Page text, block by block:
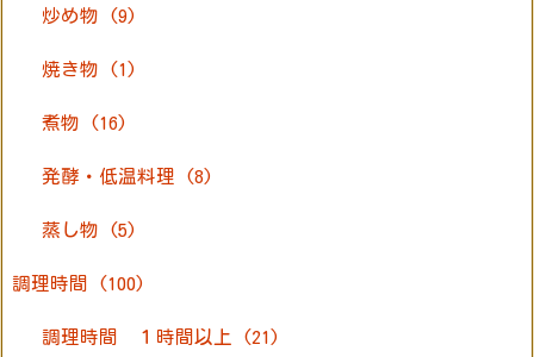
炒め物 (9)
焼き物 (1)
煮物 (16)
発酵・低温料理 (8)
蒸し物 (5)
調理時間 (100)
調理時間 １時間以上 (21)